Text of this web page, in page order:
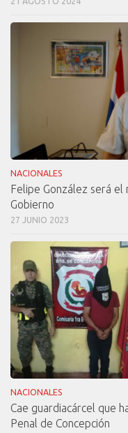
NACIONALES
Felipe González será el
Gobierno
27 JUNIO 2023
NACIONALES
Cae guardiacárcel que
Penal de Concepción